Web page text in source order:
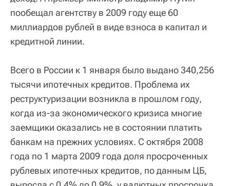
пообещал агентству в 2009 году еще 60
миллиардов рублей в виде взноса в капитал и
кредитной линии.
Всего в России к 1 января было выдано 340,256
тысячи ипотечных кредитов. Проблема их
реструктуризации возникла в прошлом году,
когда из-за экономического кризиса многие
заемщики оказались не в состоянии платить
банкам на прежних условиях. С октября 2008
года по 1 марта 2009 года доля просроченных
рублевых ипотечных кредитов, по данным ЦБ,